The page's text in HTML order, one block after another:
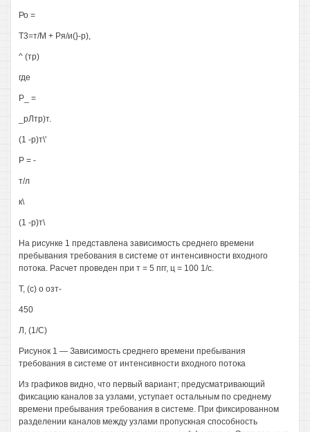
Ро =
Т3=т/М + Ря/и(}-р),
^ (тр)
где
Р_ =
_рЛтр)т.
(1 -р)т\'
Р = -
т/л
к\
(1 -р)т\
На рисунке 1 представлена зависимость среднего времени
пребывания требования в системе от интенсивности входного
потока. Расчет проведен при т = 5 пгг, ц = 100 1/с.
Т, (с) о озт-
450
Л, (1/С)
Рисунок 1 — Зависимость среднего времени пребывания
требования в системе от интенсивности входного потока
Из графиков видно, что первый вариант; предусматривающий
фиксацию каналов за узлами, уступает остальным по среднему
времени пребывания требования в системе. При фиксированном
разделении каналов между узлами пропускная способность